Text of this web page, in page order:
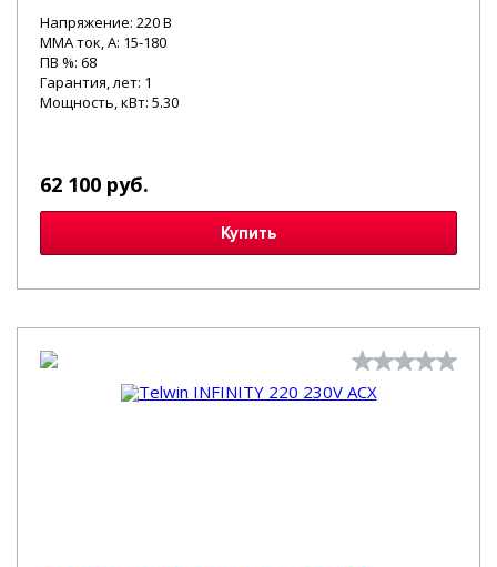
Напряжение: 220 В
MMA ток, А: 15-180
ПВ %: 68
Гарантия, лет: 1
Мощность, кВт: 5.30
62 100 руб.
Купить